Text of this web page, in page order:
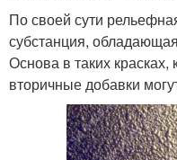
По своей сути
субстанция,
Основа в таких
вторичные добавки